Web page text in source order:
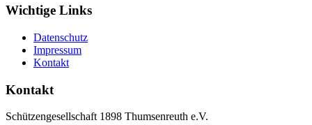
Wichtige Links
Datenschutz
Impressum
Kontakt
Kontakt
Schützengesellschaft 1898 Thumsenreuth e.V.